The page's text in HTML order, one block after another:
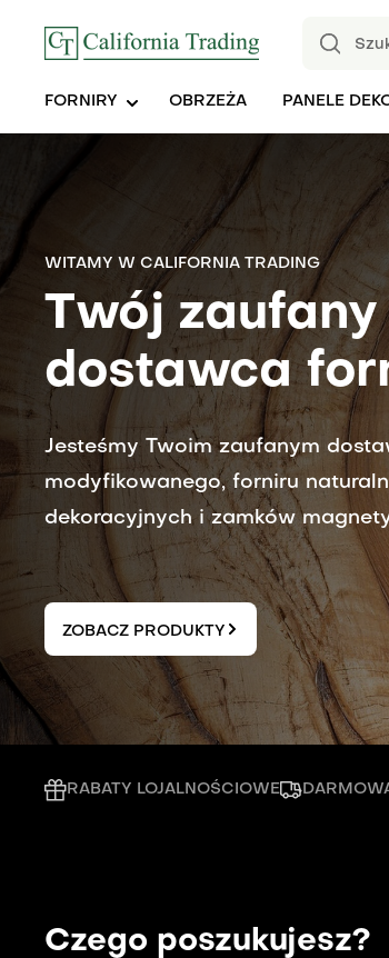
FORNIRY OBRZEŻA PANELE
WITAMY W CALIFORNIA TRADING
Twój zaufany
dostawca
Jesteśmy Twoim zaufanym
modyfikowanego, forniru
dekoracyjnych i zamków
ZOBACZ PRODUKTY
WSPÓŁPRACA Z CALIFORNIA TRADING
Budujemy
relacje
Od 2007 roku wspieramy branżę
dostarczając fornir
Inspirujemy producentów
DOWIEDZ SIĘ WIĘCEJ
RABATY LOJALNOŚCIOWE
Czego poszukujesz?